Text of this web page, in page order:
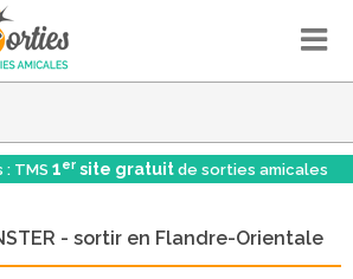
: TMS 1er site gratuit de sorties amicales
- sortir en Flandre-Orientale